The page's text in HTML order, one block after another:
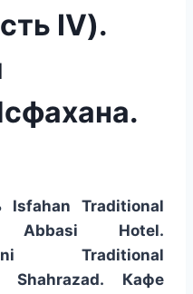
IV).
Isfahan Traditional
Abbasi Hotel.
Traditional
Shahrazad. Кафе